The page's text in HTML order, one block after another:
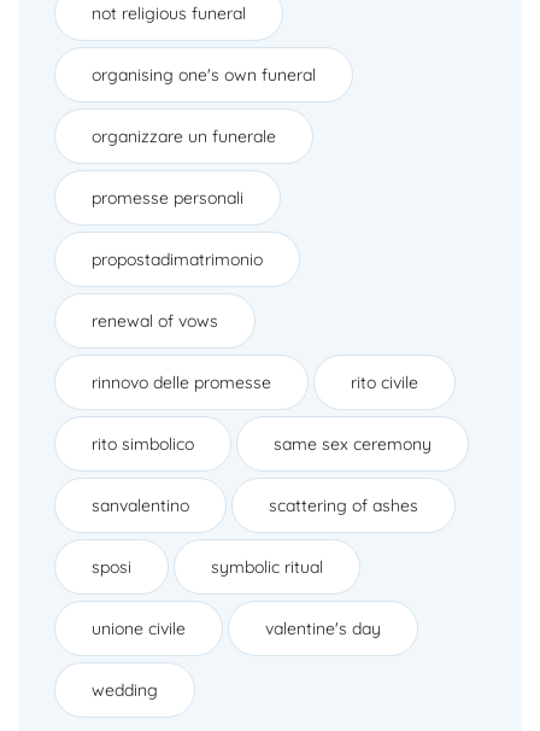
not religious funeral
organising one's own funeral
organizzare un funerale
promesse personali
propostadimatrimonio
renewal of vows
rinnovo delle promesse rito civile
rito simbolico same sex ceremony
sanvalentino scattering of ashes
sposi symbolic ritual
unione civile valentine's day
wedding